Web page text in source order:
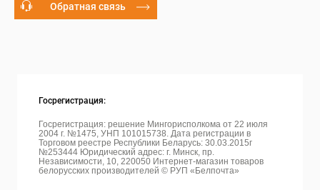
Обратная связь
Госрегистрация:
Госрегистрация: решение Мингорисполкома от 22 июля
2004 г. №1475, УНП 101015738. Дата регистрации в
Торговом реестре Республики Беларусь: 30.03.2015г
№253444 Юридический адрес: г. Минск, пр.
Независимости, 10, 220050 Интернет-магазин товаров
белорусских производителей © РУП «Белпочта»